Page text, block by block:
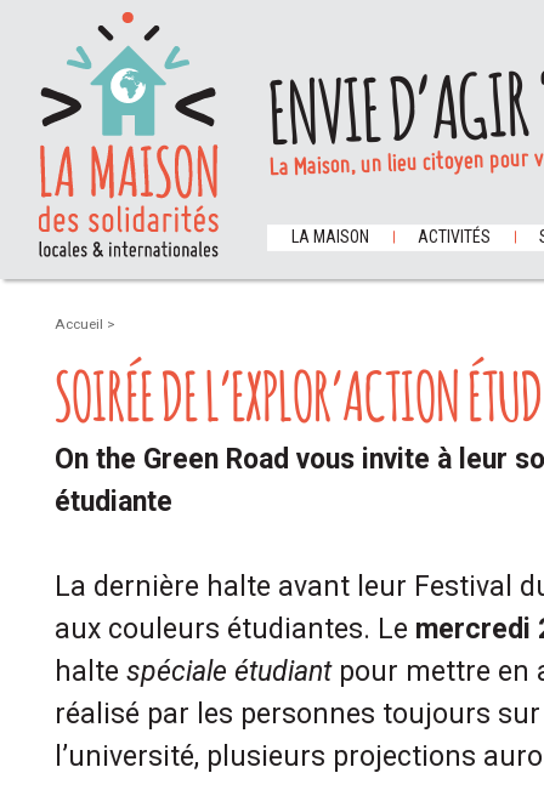
ENVIE
La Maison, un lieu citoyen
LA MAISON ACTIVITÉS
Accueil >
SOIRÉE DE L’EXPLOR’ACTION
On the Green Road vous invite à leur
étudiante
La dernière halte avant leur Festival
aux couleurs étudiantes. Le mercredi
halte spéciale étudiantpour mettre en
réalisé par les personnes toujours
l’université, p lusieurs projections